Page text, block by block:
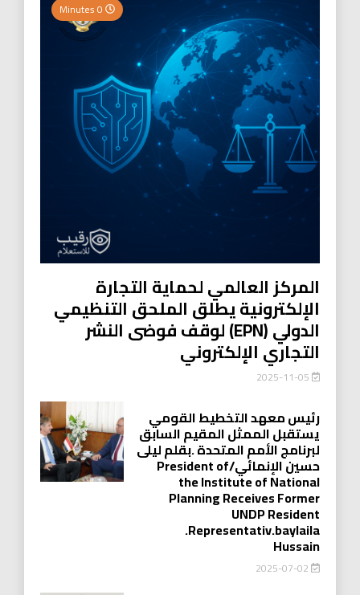
المركز العالمي لحماية التجارة
الإلكترونية يطلق الملحق التنظيمي
الدولي (EPN) لوقف فوضى النشر
التجاري الإلكتروني
رئيس معهد التخطيط القومي
يستقبل الممثل المقيم السابق
لبرنامج الأمم المتحدة .بقلم ليلى
حسين الإنمائي/President of
the Institute of National
Planning Receives Former
UNDP Resident
.Representativ.baylaila
Hussain
2025-07-02